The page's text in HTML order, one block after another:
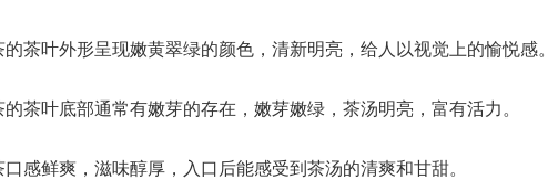
茶叶外形呈现嫩黄翠绿的颜色，清新明亮，给人以视觉上的愉悦感。
茶叶底部通常有嫩芽的存在，嫩芽嫩绿，茶汤明亮，富有活力。
感鲜爽，滋味醇厚，入口后能感受到茶汤的清爽和甘甜。